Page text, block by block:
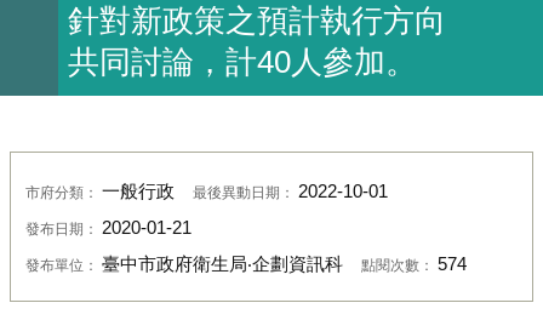
針對新政策之預計執行方向
共同討論，計40人參加。
市府分類： 一般行政 最後異動日期： 2022-10-01
發布日期： 2020-01-21
發布單位： 臺中市政府衛生局‧企劃資訊科 點閱次數： 574